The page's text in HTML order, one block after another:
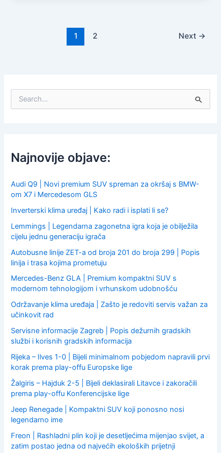
1 2 Next →
f
o
:
Najnovije objave:
Audi Q9 | Novi premium SUV spreman za okršaj s BMW-
om X7 i Mercedesom GLS
Inverterski klima uređaj | Kako radi i isplati li se?
Lemmings | Legendarna zagonetna igra koja je obilježila
cijelu jednu generaciju igrača
Autobusne linije ZET-a od broja 201 do broja 299 | Popis
linija i trasa kojima prometuju
Mercedes-Benz GLA | Premium kompaktni SUV s
modernom tehnologijom i vrhunskom udobnošću
Održavanje klima uređaja | Zašto je redoviti servis važan za
učinkovit rad
Servisne informacije Zagreb | Popis dežurnih gradskih
službi i korisnih gradskih informacija
Rijeka – Ilves 1-0 | Bijeli minimalnom pobjedom napravili prvi
korak prema play-offu Europske lige
Žalgiris – Hajduk 2-5 | Bijeli deklasirali Litavce i zakoračili
prema play-offu Konferencijske lige
Jeep Renegade | Kompaktni SUV koji ponosno nosi
legendarno ime
Freon | Rashladni plin koji je desetljećima mijenjao svijet, a
zatim postao jedna od najvećih ekoloških prijetnji